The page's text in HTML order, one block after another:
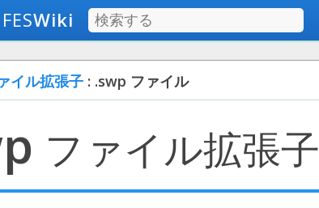
FESWiki
イル拡張子 : .swp ファイル
ファイル拡張子